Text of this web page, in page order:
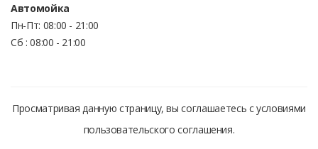
Автомойка
Пн-Пт: 08:00 - 21:00
Сб : 08:00 - 21:00
Просматривая данную страницу, вы соглашаетесь с условиями
пользовательского соглашения.